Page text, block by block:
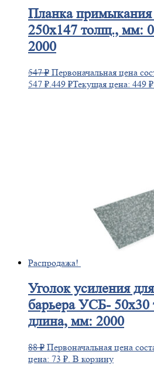
Планка
250х147 толщ., мм:
2000
547₽ Первоначальная цена
547 ₽.449 ₽Текущая цена: 449
Распродажа!
Уголокусиления
барьера УСБ-
длина, мм: 2000
88₽ Первоначальная цена
цена: 73 ₽. В корзину